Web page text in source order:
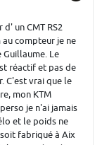
un CMT RS2
compteur je ne
Le
réactif et pas de
C'est vrai que le
mon KTM
je n'ai jamais
et le poids ne
fabriqué à Aix